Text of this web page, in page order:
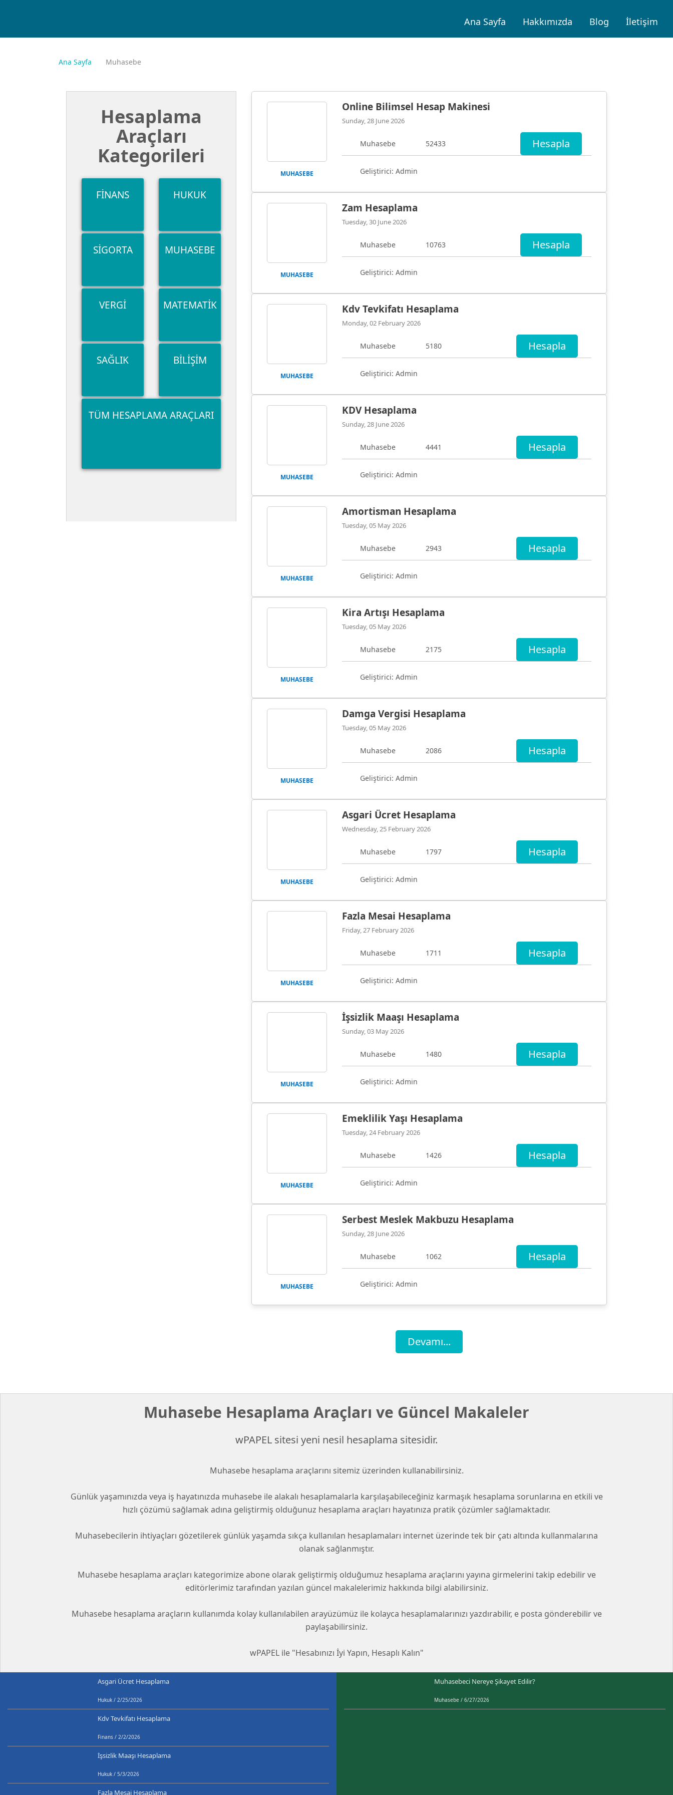
Ana Sayfa Hakkımızda Blog İletişim
Ana Sayfa Muhasebe
Hesaplama
Araçları
Kategorileri
FINANS HUKUK
SIGORTA MUHASEBE
VERGI MATEMATIK
SAĞLIK BILIŞIM
TÜM HESAPLAMA ARAÇLARI
MUHASEBE
Online Bilimsel Hesap Makinesi
Sunday, 28 June 2026
Muhasebe 52433 Hesapla
Geliştirici: Admin
MUHASEBE
Zam Hesaplama
Tuesday, 30 June 2026
Muhasebe 10763 Hesapla
Geliştirici: Admin
MUHASEBE
Kdv Tevkifatı Hesaplama
Monday, 02 February 2026
Muhasebe 5180 Hesapla
Geliştirici: Admin
MUHASEBE
KDV Hesaplama
Sunday, 28 June 2026
Muhasebe 4441 Hesapla
Geliştirici: Admin
MUHASEBE
Amortisman Hesaplama
Tuesday, 05 May 2026
Muhasebe 2943 Hesapla
Geliştirici: Admin
MUHASEBE
Kira Artışı Hesaplama
Tuesday, 05 May 2026
Muhasebe 2175 Hesapla
Geliştirici: Admin
MUHASEBE
Damga Vergisi Hesaplama
Tuesday, 05 May 2026
Muhasebe 2086 Hesapla
Geliştirici: Admin
MUHASEBE
Asgari Ücret Hesaplama
Wednesday, 25 February 2026
Muhasebe 1797 Hesapla
Geliştirici: Admin
MUHASEBE
Fazla Mesai Hesaplama
Friday, 27 February 2026
Muhasebe 1711 Hesapla
Geliştirici: Admin
MUHASEBE
İşsizlik Maaşı Hesaplama
Sunday, 03 May 2026
Muhasebe 1480 Hesapla
Geliştirici: Admin
MUHASEBE
Emeklilik Yaşı Hesaplama
Tuesday, 24 February 2026
Muhasebe 1426 Hesapla
Geliştirici: Admin
MUHASEBE
Serbest Meslek Makbuzu Hesaplama
Sunday, 28 June 2026
Muhasebe 1062 Hesapla
Geliştirici: Admin
Devamı...
Muhasebe Hesaplama Araçları ve Güncel Makaleler
wPAPEL sitesi yeni nesil hesaplama sitesidir.
Muhasebe hesaplama araçlarını sitemiz üzerinden kullanabilirsiniz.
Günlük yaşamınızda veya iş hayatınızda muhasebe ile alakalı hesaplamalarla karşılaşabileceğiniz karmaşık hesaplama sorunlarına en etkili ve
hızlı çözümü sağlamak adına geliştirmiş olduğunuz hesaplama araçları hayatınıza pratik çözümler sağlamaktadır.
Muhasebecilerin ihtiyaçları gözetilerek günlük yaşamda sıkça kullanılan hesaplamaları internet üzerinde tek bir çatı altında kullanmalarına
olanak sağlanmıştır.
Muhasebe hesaplama araçları kategorimize abone olarak geliştirmiş olduğumuz hesaplama araçlarını yayına girmelerini takip edebilir ve
editörlerimiz tarafından yazılan güncel makalelerimiz hakkında bilgi alabilirsiniz.
Muhasebe hesaplama araçların kullanımda kolay kullanılabilen arayüzümüz ile kolayca hesaplamalarınızı yazdırabilir, e posta gönderebilir ve
paylaşabilirsiniz.
wPAPEL ile "Hesabınızı İyi Yapın, Hesaplı Kalın"
Asgari Ücret Hesaplama
Hukuk / 2/25/2026
Kdv Tevkifatı Hesaplama
Finans / 2/2/2026
İşsizlik Maaşı Hesaplama
Hukuk / 5/3/2026
Fazla Mesai Hesaplama
Muhasebeci Nereye Şikayet Edilir?
Muhasebe / 6/27/2026